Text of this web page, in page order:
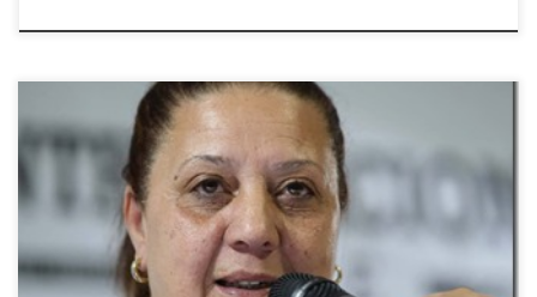
No histórico dia 8 de Março, em vez de comemorar um dia de
conquista, outro momento de protesto contra a violência sobre a
mulher, que impera a mais de um século e se impõe por medo ou
vergonha da mulher, que se cala. Estatísticas mostram que a cada
três minutos […]